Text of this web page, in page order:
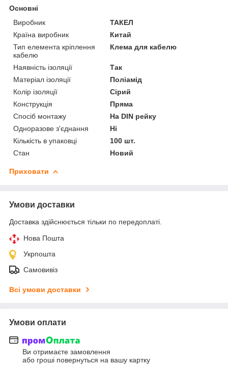
Основні
Виробник
ТАКЕЛ
Країна виробник
Китай
Тип елемента кріплення
кабелю
Клема для кабелю
Наявність ізоляції
Так
Матеріал ізоляції
Поліамід
Колір ізоляції
Сірий
Конструкція
Пряма
Спосіб монтажу
На DIN рейку
Одноразове з'єднання
Ні
Кількість в упаковці
100 шт.
Стан
Новий
Приховати
Умови доставки
Доставка здійснюється тільки по передоплаті.
Нова Пошта
Укрпошта
Самовивіз
Всі умови доставки
Умови оплати
Ви отримаєте замовлення
або гроші повернуться на вашу картку